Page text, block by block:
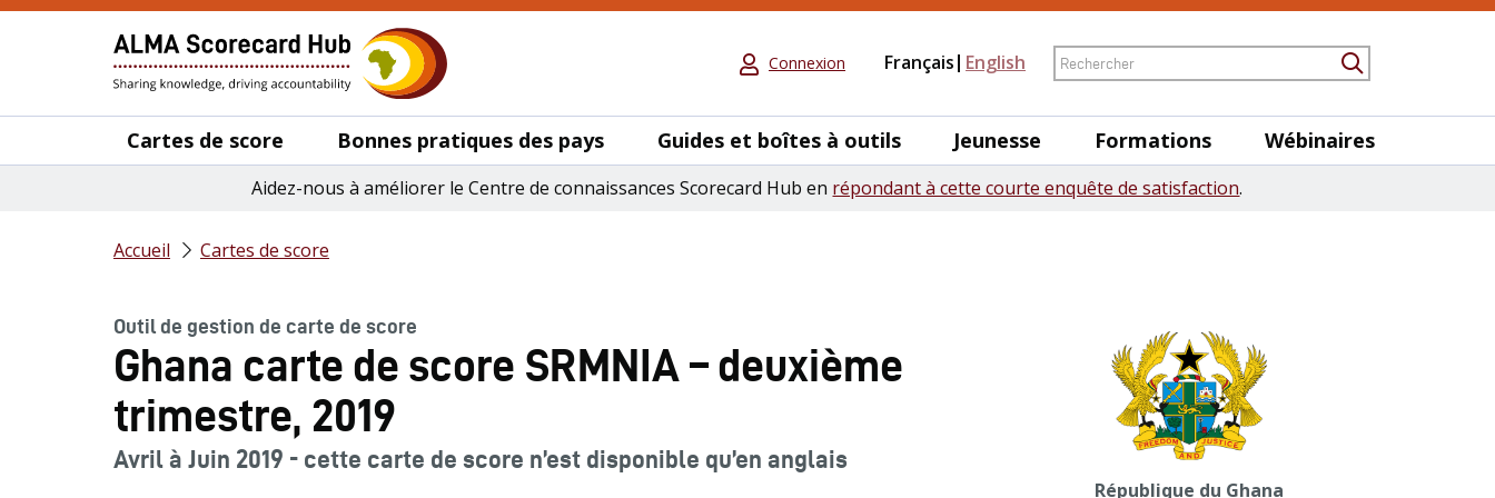
Connexion Français English Rechercher
Cartes de score Bonnes pratiques des pays Guides et boîtes à outils Jeunesse Formations Wébinaires
Aidez-nous à améliorer le Centre de connaissances Scorecard Hub en répondant à cette courte enquête de satisfaction.
Accueil Cartes de score
République du Ghana
Outil de gestion de carte de score
Ghana carte de score SRMNIA – deuxième
trimestre, 2019
Avril à Juin 2019 - cette carte de score n’est disponible qu’en anglais